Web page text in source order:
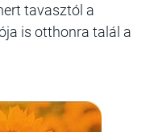
tavasztól a
is otthonra talál a